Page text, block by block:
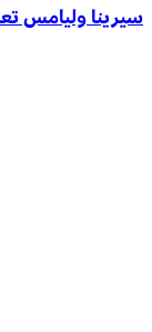
سيرينا وليامس